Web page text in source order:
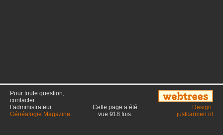
Pour toute question,
contacter
l’administrateur
Généalogie Magazine.
Cette page a été
vue 918 fois.
Design:
justcarmen.nl